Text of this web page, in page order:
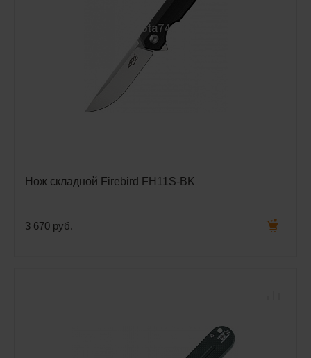
Нож складной Firebird FH11S-BK
3 670 руб.